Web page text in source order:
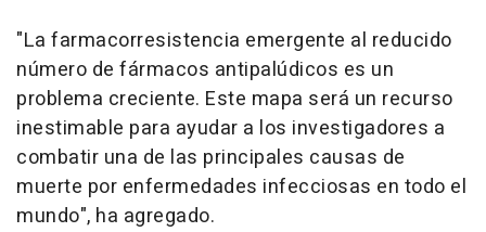
"La farmacorresistencia emergente al reducido
número de fármacos antipalúdicos es un
problema creciente. Este mapa será un recurso
inestimable para ayudar a los investigadores a
combatir una de las principales causas de
muerte por enfermedades infecciosas en todo el
mundo", ha agregado.